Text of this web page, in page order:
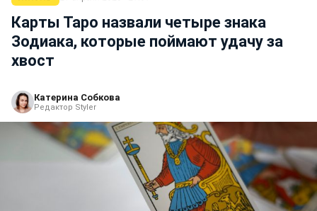
Карты Таро назвали четыре знака
Зодиака, которые поймают удачу за
хвост
Катерина Собкова
Редактор Styler